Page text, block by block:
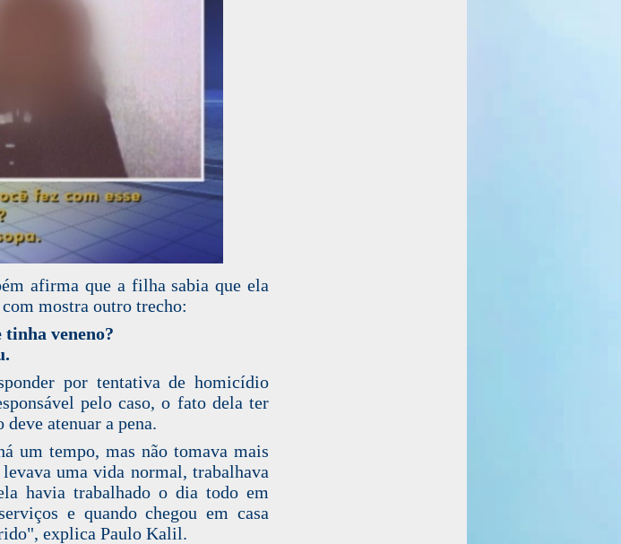
afirma que a filha sabia que ela
mostra outro trecho:
veneno?
por tentativa de homicídio
pelo caso, o fato dela ter
deve atenuar a pena.
um tempo, mas não tomava mais
uma vida normal, trabalhava
havia trabalhado o dia todo em
e quando chegou em casa
explica Paulo Kalil.